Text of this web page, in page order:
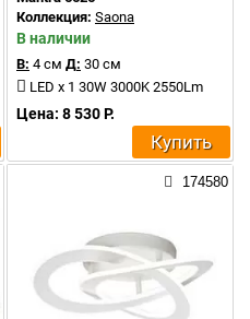
Коллекция: Saona
В наличии
В: 4 см Д: 30 см
LED x 1 30W 3000K 2550Lm
Цена: 8 530 Р.
Купить
174580